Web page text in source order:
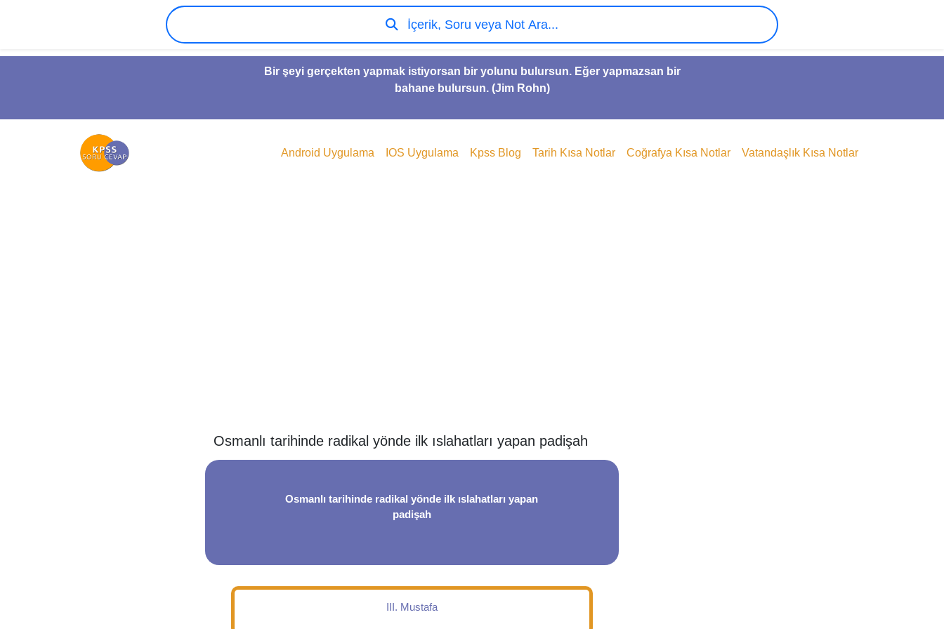
Bir şeyi gerçekten yapmak istiyorsan bir yolunu bulursun. Eğer yapmazsan bir
bahane bulursun. (Jim Rohn)
İçerik, Soru veya Not Ara...
Android Uygulama IOS Uygulama Kpss Blog Tarih Kısa Notlar Coğrafya Kısa Notlar Vatandaşlık Kısa Notlar
Osmanlı tarihinde radikal yönde ilk ıslahatları yapan padişah
Osmanlı tarihinde radikal yönde ilk ıslahatları yapan
padişah
III. Mustafa